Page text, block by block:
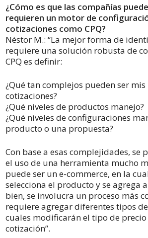
¿Cómo es que las compañías
requieren un motor de
cotizaciones como CPQ?
Néstor M.: “La mejor forma de
requiere una solución robusta de
CPQ es definir:
¿Qué tan complejos pueden ser mis
cotizaciones?
¿Qué niveles de productos manejo?
¿Qué niveles de configuraciones
producto o una propuesta?
Con base a esas complejidades, se
el uso de una herramienta mucho
puede ser un e-commerce, en la
selecciona el producto y se agrega
bien, se involucra un proceso más
requiere agregar diferentes tipos
cuales modificarán el tipo de precio
cotización”.